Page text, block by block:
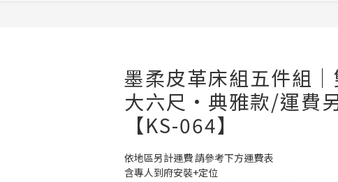
墨柔皮革床組五件組｜
大六尺·典雅款/運費
【KS-064】
依地區另計運費 請參考下方運費表
含專人到府安裝+定位